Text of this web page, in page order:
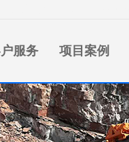
服务 项目案例